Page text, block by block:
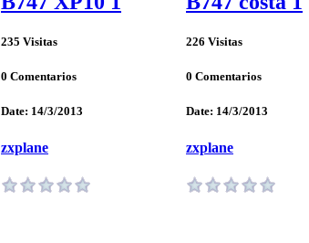
235 Visitas
0 Comentarios
Date: 14/3/2013
zxplane
226 Visitas
0 Comentarios
Date: 14/3/2013
zxplane